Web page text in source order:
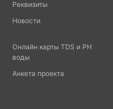
Реквизиты
Новости
Онлайн карты TDS и PH
воды
Анкета проекта